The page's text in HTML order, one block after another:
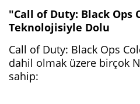
"Call of Duty: Black Ops
Teknolojisiyle Dolu
Call of Duty: Black Ops
dahil olmak üzere birçok
sahip: